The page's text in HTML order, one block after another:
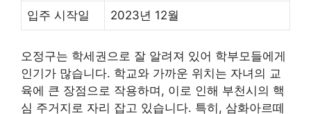
입주 시작일 2023년 12월
오정구는 학세권으로 잘 알려져 있어 학부모들에게
인기가 많습니다. 학교와 가까운 위치는 자녀의 교
육에 큰 장점으로 작용하며, 이로 인해 부천시의 핵
심 주거지로 자리 잡고 있습니다. 특히, 삼화아르떼